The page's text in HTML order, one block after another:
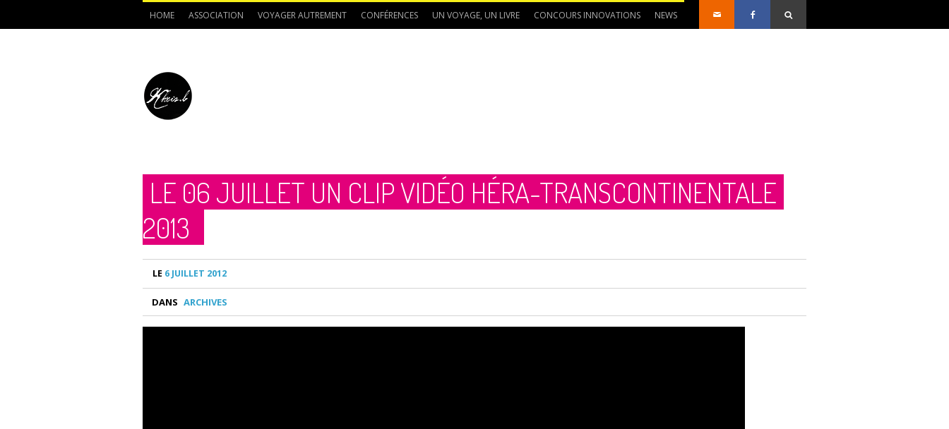
HOME ASSOCIATION VOYAGER AUTREMENT CONFÉRENCES UN VOYAGE, UN LIVRE CONCOURS INNOVATIONS NEWS
LE 06 JUILLET UN CLIP VIDÉO HÉRA-TRANSCONTINENTALE
2013
LE 6 JUILLET 2012
DANS ARCHIVES